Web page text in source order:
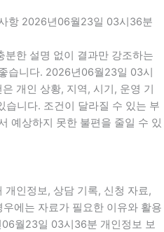
항 2026년06월23일 03시36분
분한 설명 없이 결과만 강조하는
습니다. 2026년06월23일 03시
개인 상황, 지역, 시기, 운영 기
습니다. 조건이 달라질 수 있는 부
예상하지 못한 불편을 줄일 수 있
인정보, 상담 기록, 신청 자료,
에는 자료가 필요한 이유와 활용
월23일 03시36분 개인정보 보